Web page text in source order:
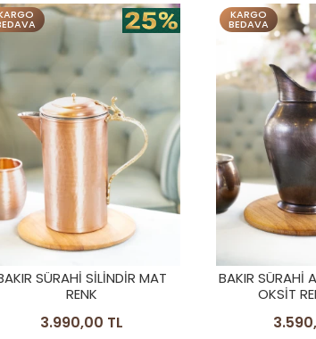
SÜRAHİ ANTALYA MODEL
OKSİT RENK 2.5 LT
3.590,00 TL
KARGO
BEDAVA
BAKIR SÜRAHİ
OYMA NAKIŞ